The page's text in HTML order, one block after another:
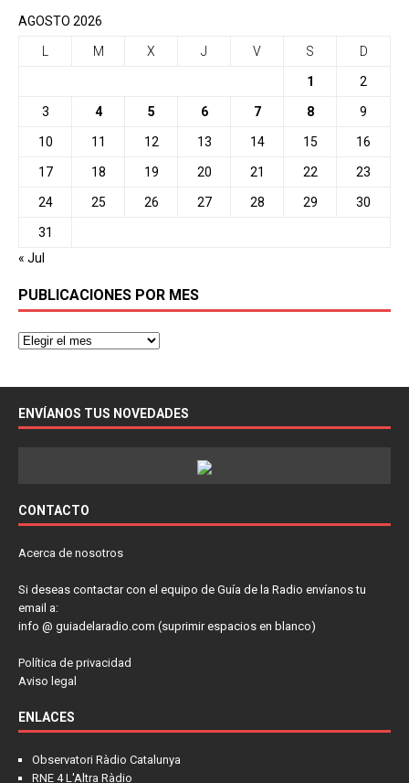
AGOSTO 2026
M X J V S D
1 2
3 4 5 6 7 8 9
10 11 12 13 14 15 16
17 18 19 20 21 22 23
24 25 26 27 28 29 30
31
« Jul
PUBLICACIONES POR MES
ENVÍANOS TUS NOVEDADES
CONTACTO
Acerca de nosotros
Si deseas contactar con el equipo de Guía de la Radio envíanos tu
email a:
info @ guiadelaradio.com (suprimir espacios en blanco)
Política de privacidad
Aviso legal
ENLACES
Observatori Ràdio Catalunya
RNE 4 L'Altra Ràdio